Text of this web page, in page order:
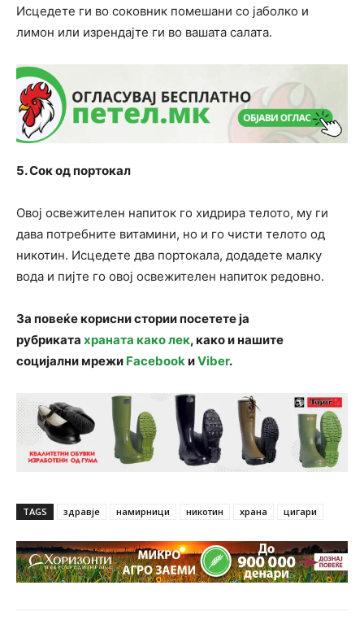
Исцедете ги во соковник помешани со јаболко и
лимон или изрендајте ги во вашата салата.
5. Сок од портокал
Овој освежителен напиток го хидрира телото, му ги
дава потребните витамини, но и го чисти телото од
никотин. Исцедете два портокала, додадете малку
вода и пијте го овој освежителен напиток редовно.
За повеќе корисни стории посетете ја
рубриката храната како лек, како и нашите
социјални мрежи FacebookиViber.
TAGS здравје намирници никотин храна цигари